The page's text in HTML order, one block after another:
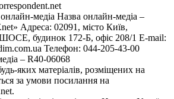
медіа Назва онлайн-медіа –
Адреса: 02091, місто Київ,
будинок 172-Б, офіс 208/1 E-mail:
Телефон: 044-205-43-00
– R40-06068
яких матеріалів, розміщених на
за умови посилання на